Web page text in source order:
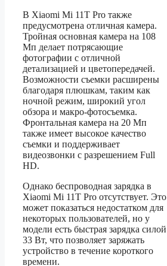
В Xiaomi Mi 11T Pro также
предусмотрена отличная камера.
Тройная основная камера на 108
Мп делает потрясающие
фотографии с отличной
детализацией и цветопередачей.
Возможности съемки расширены
благодаря плюшкам, таким как
ночной режим, широкий угол
обзора и макро-фотосъемка.
Фронтальная камера на 20 Мп
также имеет высокое качество
съемки и поддерживает
видеозвонки с разрешением Full
HD.
Однако беспроводная зарядка в
Xiaomi Mi 11T Pro отсутствует. Это
может показаться недостатком для
некоторых пользователей, но у
модели есть быстрая зарядка силой
33 Вт, что позволяет заряжать
устройство в течение короткого
времени.